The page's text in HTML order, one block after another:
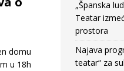
domu
u 18h
„Španska
Teatar
prostora
Najava
teatar“ za